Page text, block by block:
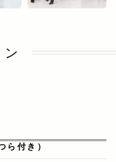
ら付き）